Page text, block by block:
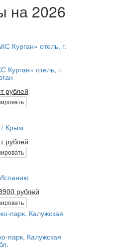
на 2026
Курган» отель, г.
рублей
/ Крым
рублей
рублей
парк, Калужская